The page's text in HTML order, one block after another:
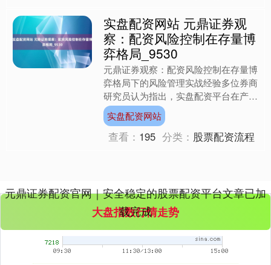
实盘配资网站 元鼎证券观
察：配资风险控制在存量博
弈格局_9530
元鼎证券观察：配资风险控制在存量博
弈格局下的风险管理实战经验多位券商
研究员认为指出，实盘配资平台在产品
设计与风险揭示上需承担更多责任。以
平台为例，其通过多维度压....
实盘配资网站
查看： 195 分类： 股票配资流程
元鼎证券配资官网｜安全稳定的股票配资平台文章已加
载完成
大盘指数行情走势
创业板指 3563.12 +47.56